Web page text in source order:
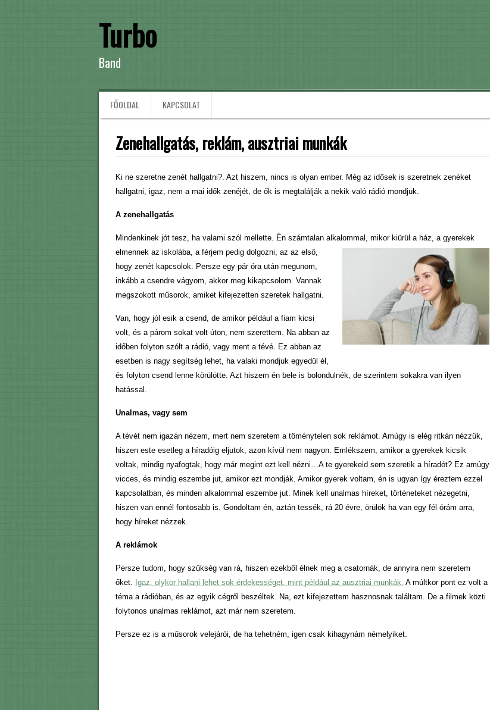
Turbo
Band
FŐOLDAL KAPCSOLAT
Zenehallgatás, reklám, ausztriai munkák
Ki ne szeretne zenét hallgatni?. Azt hiszem, nincs is olyan ember. Még az idősek is szeretnek zenéket
hallgatni, igaz, nem a mai idők zenéjét, de ők is megtalálják a nekik való rádió mondjuk.
A zenehallgatás
Mindenkinek jót tesz, ha valami szól mellette. Én számtalan alkalommal, mikor kiürül a ház, a gyerekek
elmennek az iskolába, a férjem pedig dolgozni, az az első,
hogy zenét kapcsolok. Persze egy pár óra után megunom,
inkább a csendre vágyom, akkor meg kikapcsolom. Vannak
megszokott műsorok, amiket kifejezetten szeretek hallgatni.
Van, hogy jól esik a csend, de amikor például a fiam kicsi
volt, és a párom sokat volt úton, nem szerettem. Na abban az
időben folyton szólt a rádió, vagy ment a tévé. Ez abban az
esetben is nagy segítség lehet, ha valaki mondjuk egyedül él,
és folyton csend lenne körülötte. Azt hiszem én bele is bolondulnék, de szerintem sokakra van ilyen
hatással.
Unalmas, vagy sem
A tévét nem igazán nézem, mert nem szeretem a töménytelen sok reklámot. Amúgy is elég ritkán nézzük,
hiszen este esetleg a híradóig eljutok, azon kívül nem nagyon. Emlékszem, amikor a gyerekek kicsik
voltak, mindig nyafogtak, hogy már megint ezt kell nézni…A te gyerekeid sem szeretik a híradót? Ez amúgy
vicces, és mindig eszembe jut, amikor ezt mondják. Amikor gyerek voltam, én is ugyan így éreztem ezzel
kapcsolatban, és minden alkalommal eszembe jut. Minek kell unalmas híreket, történeteket nézegetni,
hiszen van ennél fontosabb is. Gondoltam én, aztán tessék, rá 20 évre, örülök ha van egy fél órám arra,
hogy híreket nézzek.
A reklámok
Persze tudom, hogy szükség van rá, hiszen ezekből élnek meg a csatornák, de annyira nem szeretem
őket. Igaz, olykor hallani lehet sok érdekességet, mint például az ausztriai munkák. A múltkor pont ez volt a
téma a rádióban, és az egyik cégről beszéltek. Na, ezt kifejezettem hasznosnak találtam. De a filmek közti
folytonos unalmas reklámot, azt már nem szeretem.
Persze ez is a műsorok velejárói, de ha tehetném, igen csak kihagynám némelyiket.